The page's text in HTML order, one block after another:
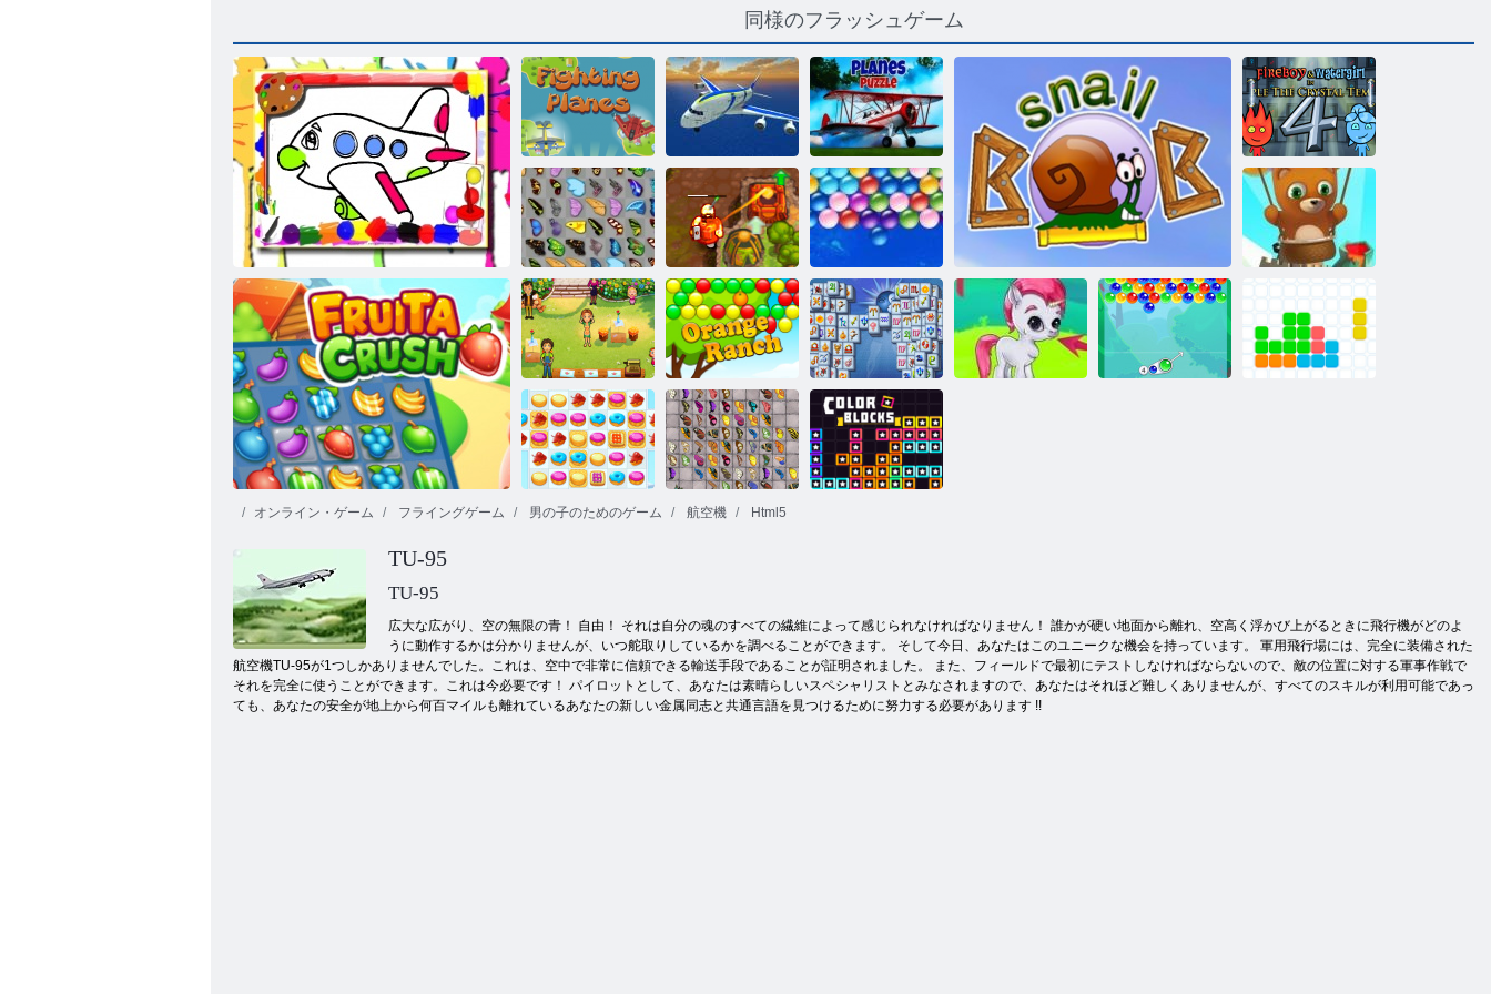
同様のフラッシュゲーム
飛行機のぬりえ
戦闘機
飛行機フライ
シミュレータ
ー
飛行機パズル
Fireboy and
Watergirl 4：ク
リスタル寺院
バタフライ京
都
呪われた宝物2
フルーツ クラッシュ
ムゲン ば ぶる
永遠のバブル
シューター
おいしいエミ
リーのホーム
スイートホー
ム
オレンジ牧場
マジョンフォ
ルトゥナ
オンライン・ゲーム フライングゲーム 男の子のためのゲーム 航空機 Html5
TU-95
TU-95
広大な広がり、空の無限の青！ 自由！ それは自分の魂のすべての繊維によって感じられなければなりません！ 誰かが硬い地面から離れ、空高く浮かび上がるときに飛行機がどのよ
うに動作するかは分かりませんが、いつ舵取りしているかを調べることができます。 そして今日、あなたはこのユニークな機会を持っています。 軍用飛行場には、完全に装備された
航空機TU-95が1つしかありませんでした。これは、空中で非常に信頼できる輸送手段であることが証明されました。 また、フィールドで最初にテストしなければならないので、敵の位置に対する軍事作戦で
それを完全に使うことができます。これは今必要です！ パイロットとして、あなたは素晴らしいスペシャリストとみなされますので、あなたはそれほど難しくありませんが、すべてのスキルが利用可能であっ
ても、あなたの安全が地上から何百マイルも離れているあなたの新しい金属同志と共通言語を見つけるために努力する必要があります !!